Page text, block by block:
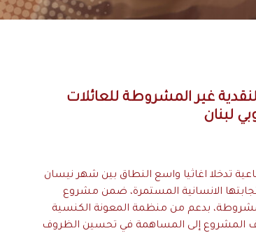
غير المشروطة للعائلات
لبنان
تدخلا اغاثيا واسع النطاق بين شهر نيسان
الانسانية المستمرة، ضمن مشروع
بدعم من منظمة المعونة الكنسية
المشروع إلى المساهمة في تحسين الظروف